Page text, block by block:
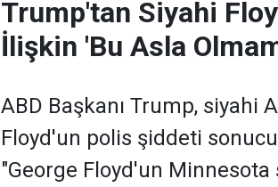
Trump'tan Siyahi
İlişkin 'Bu Asla
ABD Başkanı Trump, siyahi
Floyd'un polis şiddeti
"George Floyd'un Minnesota